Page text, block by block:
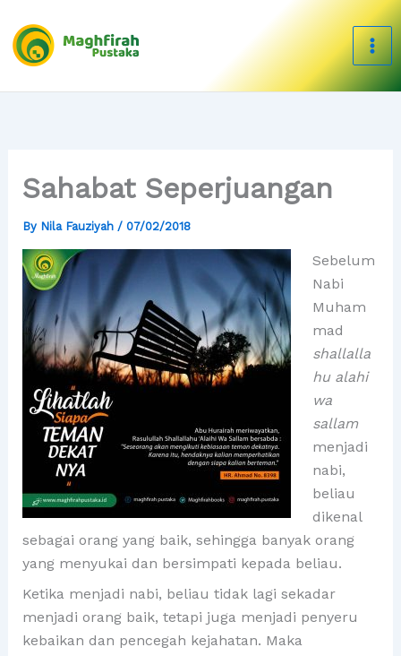
content
Sahabat Seperjuangan
By Nila Fauziyah / 07/02/2018
Sebelum
Nabi
Muham
mad
shallalla
hu alahi
wa
sallam
menjadi
nabi,
beliau
dikenal
sebagai orang yang baik, sehingga banyak orang
yang menyukai dan bersimpati kepada beliau.
Ketika menjadi nabi, beliau tidak lagi sekadar
menjadi orang baik, tetapi juga menjadi penyeru
kebaikan dan pencegah kejahatan. Maka